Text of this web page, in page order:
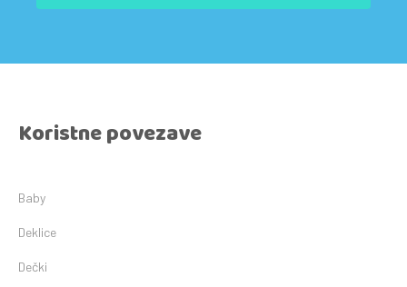
Koristne povezave
Baby
Deklice
Dečki